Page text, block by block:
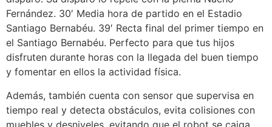
Fernández. 30′ Media hora de partido en el Estadio
Santiago Bernabéu. 39′ Recta final del primer tiempo en
el Santiago Bernabéu. Perfecto para que tus hijos
disfruten durante horas con la llegada del buen tiempo
y fomentar en ellos la actividad física.
Además, también cuenta con sensor que supervisa en
tiempo real y detecta obstáculos, evita colisiones con
muebles y desniveles, evitando que el robot se caiga.